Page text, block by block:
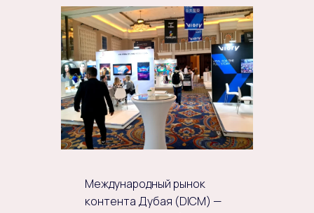
Международный рынок
контента Дубая (DICM) —